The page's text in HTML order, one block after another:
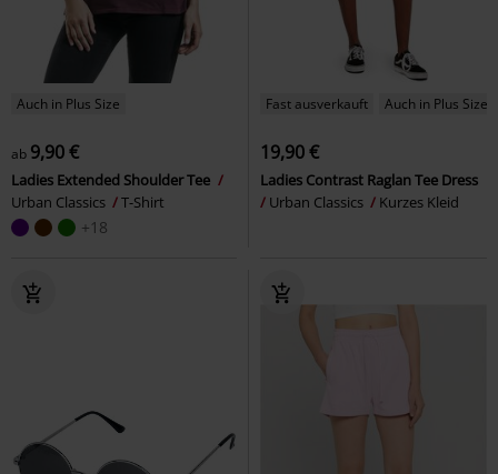
Auch in Plus Size
ab 9,90 €
Ladies Extended Shoulder Tee
Urban Classics
T-Shirt
+18
Fast ausverkauft Auch in Plus Size
19,90 €
Ladies Contrast Raglan Tee Dress
Urban Classics
Kurzes Kleid